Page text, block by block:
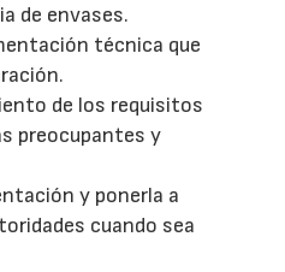
de envases.
técnica que
de los requisitos
preocupantes y
y ponerla a
cuando sea